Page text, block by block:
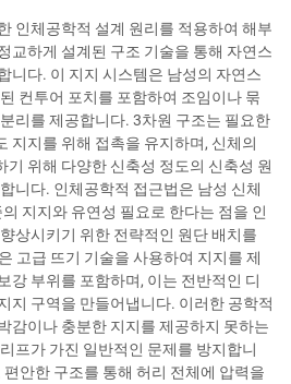
인체공학적 설계 원리를 적용하여 해부
교하게 설계된 구조 기술을 통해 자연스
니다. 이 지지 시스템은 남성의 자연스
컨투어 포치를 포함하여 조임이나 묶
리를 제공합니다. 3차원 구조는 필요한
지지를 위해 접촉을 유지하며, 신체의
기 위해 다양한 신축성 정도의 신축성 원
니다. 인체공학적 접근법은 남성 신체
지지와 유연성 필요로 한다는 점을 인
상시키기 위한 전략적인 원단 배치를
고급 뜨기 기술을 사용하여 지지를 제
강 부위를 포함하며, 이는 전반적인 디
지 구역을 만들어냅니다. 이러한 공학적
감이나 충분한 지지를 제공하지 못하는
프가 가진 일반적인 문제를 방지합니
안한 구조를 통해 허리 전체에 압력을